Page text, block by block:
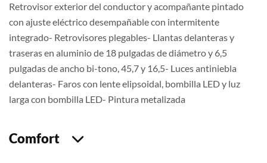
Retrovisor exterior del conductor y acompañante pintado
con ajuste eléctrico desempañable con intermitente
integrado- Retrovisores plegables- Llantas delanteras y
traseras en aluminio de 18 pulgadas de diámetro y 6,5
pulgadas de ancho bi-tono, 45,7 y 16,5- Luces antiniebla
delanteras- Faros con lente elipsoidal, bombilla LED y luz
larga con bombilla LED- Pintura metalizada
Comfort